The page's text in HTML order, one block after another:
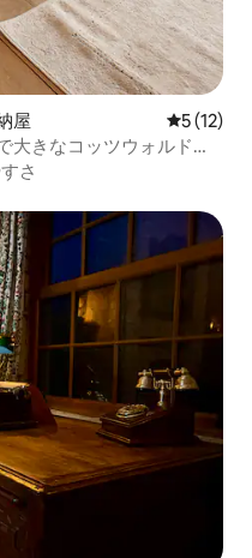
屋 レビュー
5 (12)
大きなコッツウォルドの
さ